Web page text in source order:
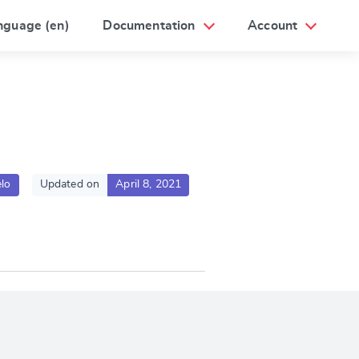
(en) Documentation Account
Updated on April 8, 2021